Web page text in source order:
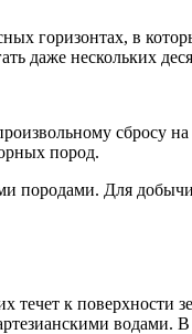
горизонтах, в
даже нескольких
сбросу
пород.
породами. Для
течет к поверхности
водами.